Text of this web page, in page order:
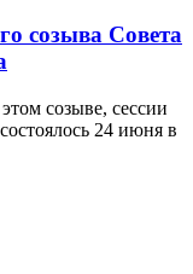
созыва Совета
созыве, сессии
24 июня в